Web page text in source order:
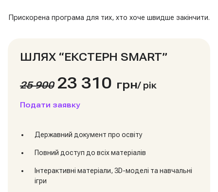
Прискорена програма для тих, хто хоче швидше закінчити.
ШЛЯХ “ЕКСТЕРН SMART”
25 900 23 310 грн/ рік
Подати заявку
Державний документ про освіту
Повний доступ до всіх матеріалів
Інтерактивні матеріали, 3D-моделі та навчальні
ігри